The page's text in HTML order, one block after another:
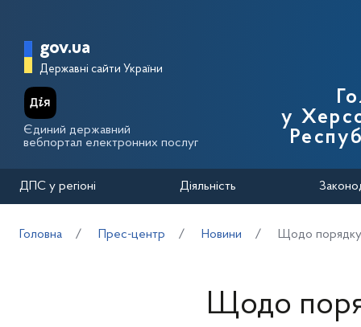
Головна сторінка Державної
gov.ua
Державні сайти України
Єдиний державний
вебпортал електронних послуг
у
ДПС у регіоні Діяльність
Головна Прес-центр Новини Щодо порядку
Щодо